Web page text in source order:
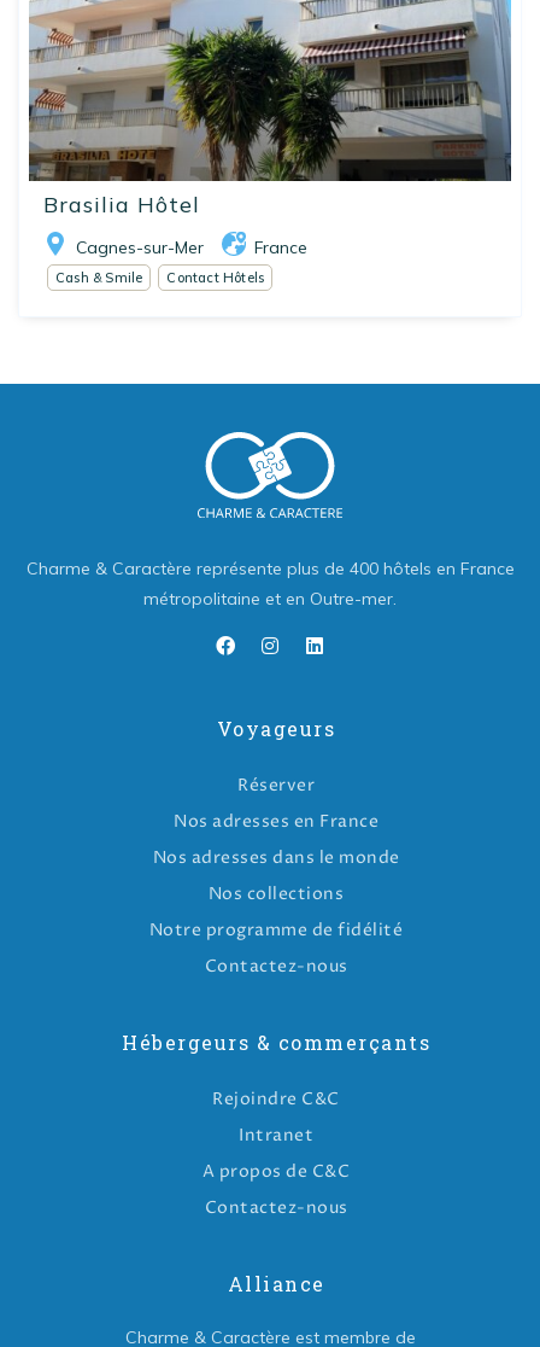
Brasilia Hôtel
Cagnes-sur-Mer France
Cash & Smile Contact Hôtels
Charme & Caractère représente plus de 400 hôtels en France
métropolitaine et en Outre-mer.
Voyageurs
Réserver
Nos adresses en France
Nos adresses dans le monde
Nos collections
Notre programme de fidélité
Contactez-nous
Hébergeurs & commerçants
Rejoindre C&C
Intranet
A propos de C&C
Contactez-nous
Alliance
Charme & Caractère est membre de